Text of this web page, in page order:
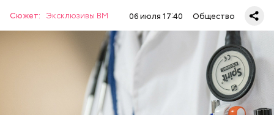
Сюжет: Эксклюзивы ВМ 06 июля 17:40 Общество
— Курица сначала обжаривается с небольшим
количеством масла и лука на сковороде. Затем ее
нужно отправить в глубокий противень. Сверху
кладем кабачки, нарезанные крупным кубиком, —
порекомендовал собеседник «ВМ».